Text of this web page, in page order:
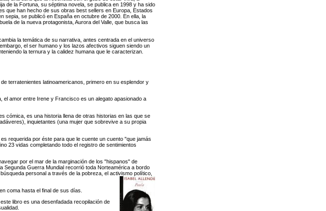
de la Fortuna, su séptima novela, se publica en 1998 y ha sido
que han hecho de sus obras best sellers en Europa, Estados
sepia, se publicó en España en octubre de 2000. En ella, la
de la nueva protagonista, Aurora del Valle, que busca las
la temática de su narrativa, antes centrada en el universo
el ser humano y los lazos afectivos siguen siendo un
la ternura y la calidez humana que le caracterizan.
terratenientes latinoamericanos, primero en su esplendor y
el amor entre Irene y Francisco es un alegato apasionado a
cómica, es una historia llena de otras historias en las que se
inquietantes (una mujer que sobrevive a su propia
requerida por éste para que le cuente un cuento "que jamás
23 vidas completando todo el registro de sentimientos
por el mar de la marginación de los "hispanos" de
Segunda Guerra Mundial recorrió toda Norteamérica a bordo
personal a través de la pobreza, el activismo político,
coma hasta el final de sus días.
libro es una desenfadada recopilación de